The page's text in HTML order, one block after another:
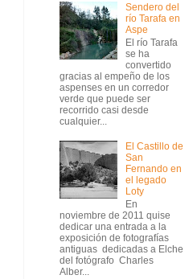
Sendero del
río Tarafa en
Aspe
El río Tarafa
se ha
convertido
gracias al empeño de los
aspenses en un corredor
verde que puede ser
recorrido casi desde
cualquier...
El Castillo de
San
Fernando en
el legado
Loty
En
noviembre de 2011 quise
dedicar una entrada a la
exposición de fotografías
antiguas dedicadas a Elche
del fotógrafo Charles
Alber...